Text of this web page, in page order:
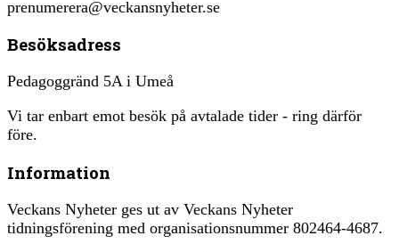
prenumerera@veckansnyheter.se
Besöksadress
Pedagoggränd 5A i Umeå
Vi tar enbart emot besök på avtalade tider - ring därför
före.
Information
Veckans Nyheter ges ut av Veckans Nyheter
tidningsförening med organisationsnummer 802464-4687.